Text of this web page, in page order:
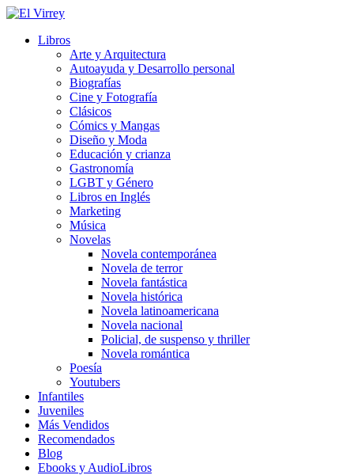
Libros
Arte y Arquitectura
Autoayuda y Desarrollo personal
Biografías
Cine y Fotografía
Clásicos
Cómics y Mangas
Diseño y Moda
Educación y crianza
Gastronomía
LGBT y Género
Libros en Inglés
Marketing
Música
Novelas
Novela contemporánea
Novela de terror
Novela fantástica
Novela histórica
Novela latinoamericana
Novela nacional
Policial, de suspenso y thriller
Novela romántica
Poesía
Youtubers
Infantiles
Juveniles
Más Vendidos
Recomendados
Blog
Ebooks y AudioLibros